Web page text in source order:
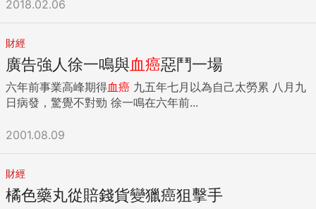
2018.02.06
財經
廣告強人徐一鳴與血癌惡鬥一場
六年前事業高峰期得血癌
日病發，驚覺不對勁 徐一鳴在六年前...
2001.08.09
財經
橘色藥丸從賠錢貨變獵癌狙擊手